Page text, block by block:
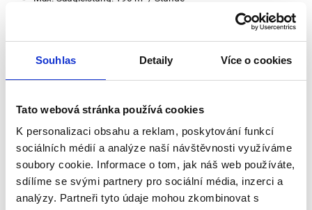
Souhlas Detaily Více o cookies
Tato webová stránka používá cookies
K personalizaci obsahu a reklam, poskytování funkcí
sociálních médií a analýze naší návštěvnosti využíváme
soubory cookie. Informace o tom, jak náš web používáte,
sdílíme se svými partnery pro sociální média, inzerci a
analýzy. Partneři tyto údaje mohou zkombinovat s
Lärm - 2 m: 43 dB (A)
Schutzart: IPX4
Axialventilator für Wand, Decke oder Fenster, Durchm. 120 mm, 190 m³
/ h, 43 dB (A), 5 mmH2O (49 Pa), IPX4, niedrig!
Herunterladen